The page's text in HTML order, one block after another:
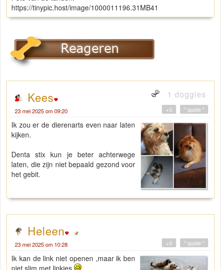
https://tinypic.host/image/1000011196.31MB41
Kees 1 doggies
23 mei 2025 om 09:20 " quote "
+0
Ik zou er de dierenarts even naar laten
kijken.
Denta stix kun je beter achterwege
laten, die zijn niet bepaald gezond voor
het gebit.
Heleen
23 mei 2025 om 10:28 " quote "
+0
Ik kan de link niet openen ,maar ik ben
niet slim met linkjes